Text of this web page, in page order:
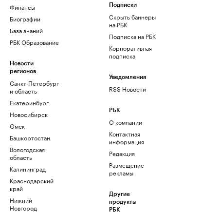
Финансы
Биографии
База знаний
РБК Образование
Новости
регионов
Санкт-Петербург
и область
Екатеринбург
Новосибирск
Омск
Башкортостан
Вологодская
область
Калининград
Краснодарский
край
Нижний
Новгород
Подписки
Скрыть баннеры
на РБК
Подписка на РБК
Корпоративная
подписка
Уведомления
RSS Новости
РБК
О компании
Контактная
информация
Редакция
Размещение
рекламы
Другие
продукты
РБК